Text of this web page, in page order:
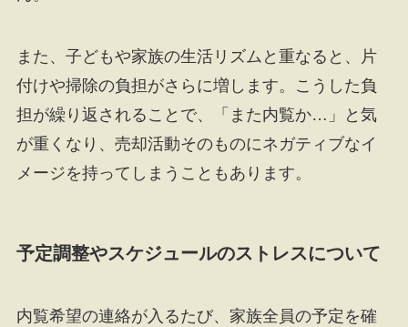
また、子どもや家族の生活リズムと重なると、片
付けや掃除の負担がさらに増します。こうした負
担が繰り返されることで、「また内覧か…」と気
が重くなり、売却活動そのものにネガティブなイ
メージを持ってしまうこともあります。
予定調整やスケジュールのストレスについて
内覧希望の連絡が入るたび、家族全員の予定を確